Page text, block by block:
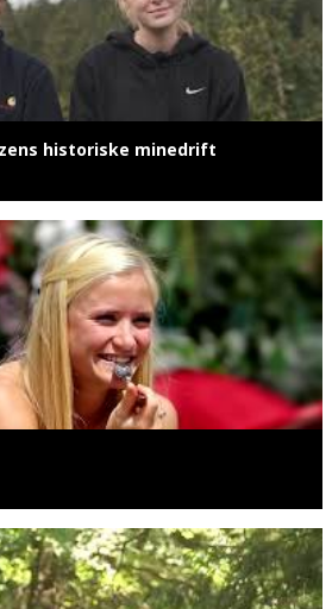
historiske minedrift